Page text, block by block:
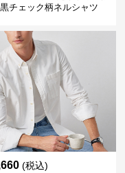
チェック柄ネルシャツ
(税込)